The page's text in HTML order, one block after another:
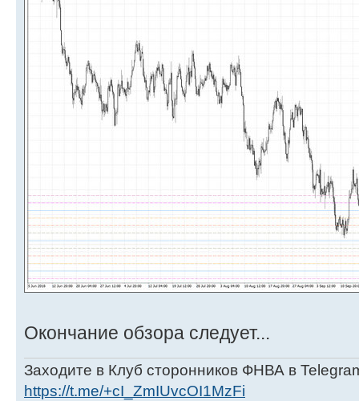
Окончание обзора следует...
Заходите в Клуб сторонников ФНВА в
https://t.me/+cI_ZmIUvcOI1MzFi